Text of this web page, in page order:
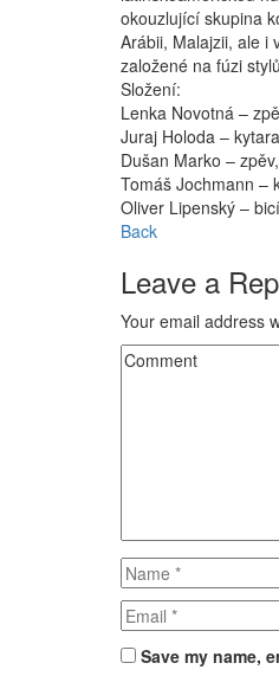
okouzlující skupina
Arábii, Malajzii, ale i
založené na fúzi
Složení:
Lenka Novotná –
Juraj Holoda –
Dušan Marko –
Tomáš Jochmann –
Oliver Lipenský – bicí
Back
Leave a
Your email address
Save my name,